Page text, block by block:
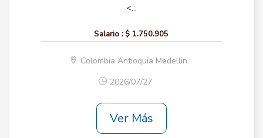
<...
Salario : $ 1.750.905
Colombia Antioquia Medellin
2026/07/27
Ver Más